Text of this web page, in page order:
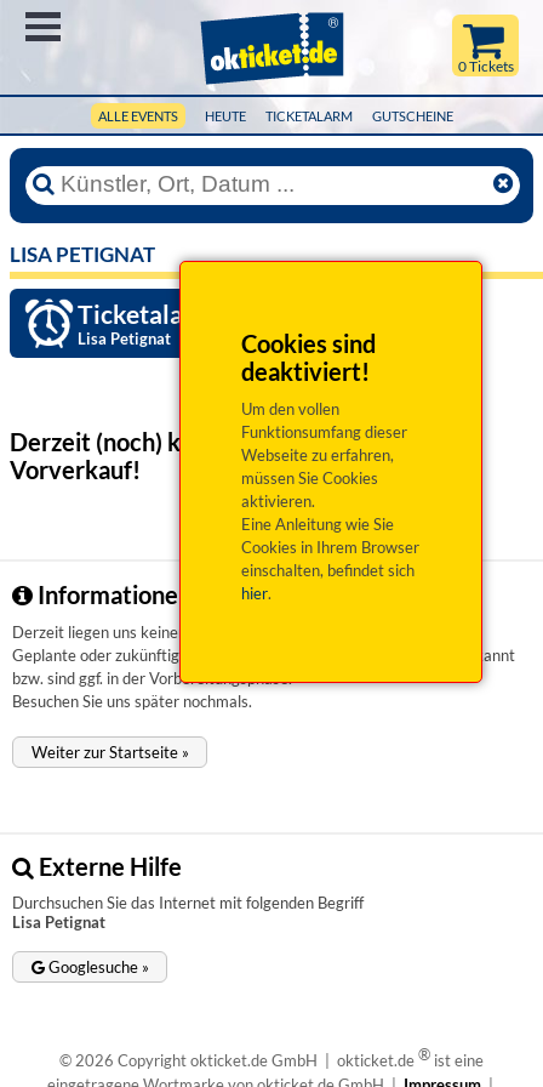
ALLE EVENTS HEUTE TICKETALARM GUTSCHEINE
0 Tickets
Cookies sind
deaktiviert!
Um den vollen
Funktionsumfang dieser
Webseite zu erfahren,
müssen Sie Cookies
aktivieren.
Eine Anleitung wie Sie
Cookies in Ihrem Browser
einschalten, befindet sich
hier.
LISA PETIGNAT
Ticketalarm einrichten »
Lisa Petignat
Derzeit (noch) keine Veranstaltungen
Vorverkauf!
Informationen zu Lisa Petignat
Derzeit liegen uns keinerlei Informationen vor.
Geplante oder zukünftige Veranstaltungen sind uns aktuell nicht bekannt
bzw. sind ggf. in der Vorbereitungsphase.
Besuchen Sie uns später nochmals.
Weiter zur Startseite »
Externe Hilfe
Durchsuchen Sie das Internet mit folgenden Begriff
Lisa Petignat
Googlesuche »
© 2026 Copyright okticket.de GmbH | okticket.de® ist eine